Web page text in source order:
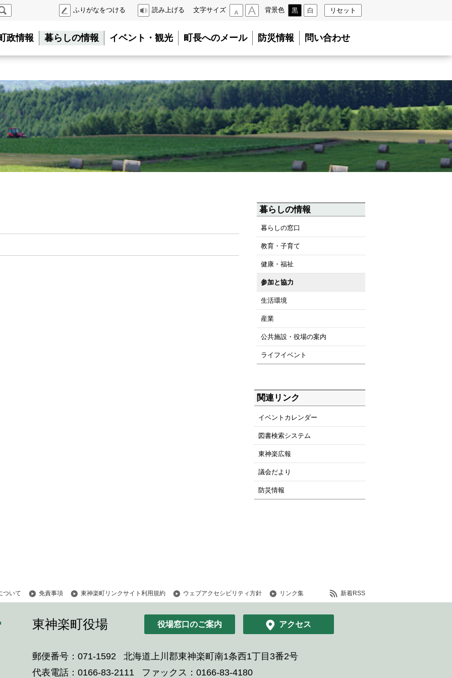
索
ふりがなをつける 読み上げる
文字サイズ
背景色 黒 白 リセット
政情報 暮らしの情報 イベント・観光 町長へのメール 防災情報 問い合わせ
暮らしの情報
暮らしの窓口
教育・子育て
健康・福祉
参加と協力
生活環境
産業
公共施設・役場の案内
ライフイベント
関連リンク
イベントカレンダー
図書検索システム
東神楽広報
議会だより
防災情報
ついて 免責事項 東神楽町リンクサイト利用規約 ウェブアクセシビリティ方針 リンク集 新着RSS
東神楽町役場 役場窓口のご案内 アクセス
郵便番号：071-1592
北海道上川郡東神楽町南1条西1丁目3番2号
代表電話：0166-83-2111
ファックス：0166-83-4180